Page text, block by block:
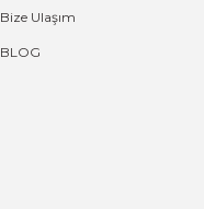
Bize Ulaşım
BLOG